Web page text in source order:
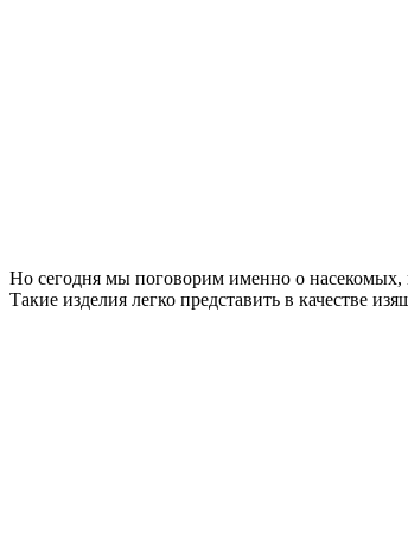
Но сегодня мы поговорим именно о насекомых,
Такие изделия легко представить в качестве